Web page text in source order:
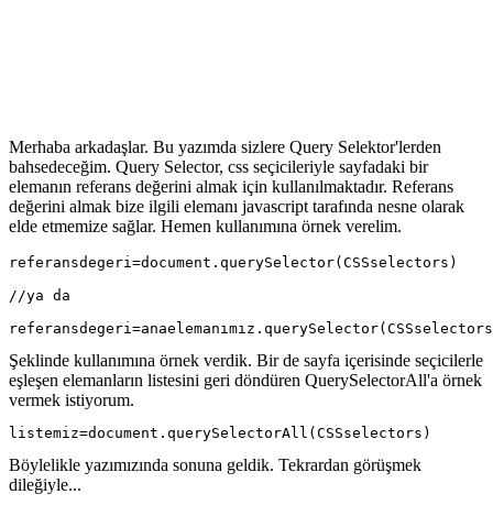
Merhaba arkadaşlar. Bu yazımda sizlere Query Selektor'lerden
bahsedeceğim. Query Selector, css seçicileriyle sayfadaki bir
elemanın referans değerini almak için kullanılmaktadır. Referans
değerini almak bize ilgili elemanı javascript tarafında nesne olarak
elde etmemize sağlar. Hemen kullanımına örnek verelim.
referansdegeri=document.querySelector(CSSselectors)
//ya da
Şeklinde kullanımına örnek verdik. Bir de sayfa içerisinde seçicilerle
eşleşen elemanların listesini geri döndüren QuerySelectorAll'a örnek
vermek istiyorum.
listemiz=document.querySelectorAll(CSSselectors)
Böylelikle yazımızında sonuna geldik. Tekrardan görüşmek
dileğiyle...